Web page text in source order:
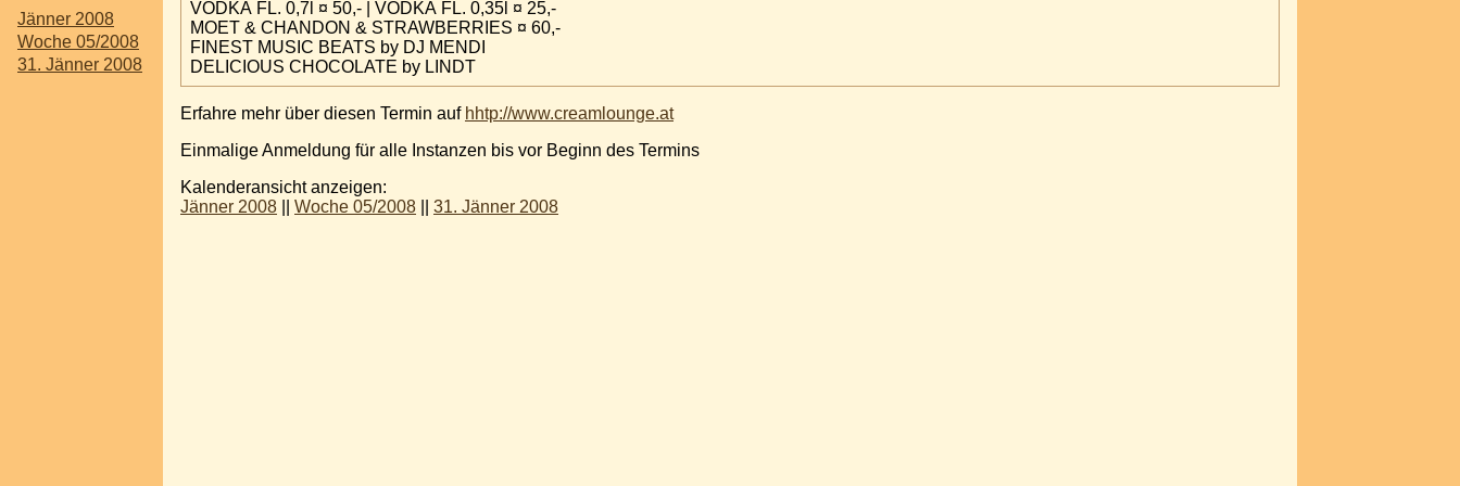
Jänner 2008
Woche 05/2008
31. Jänner 2008
VODKA FL. 0,7l ¤ 50,- | VODKA FL. 0,35l ¤ 25,-
MOET & CHANDON & STRAWBERRIES ¤ 60,-
FINEST MUSIC BEATS by DJ MENDI
DELICIOUS CHOCOLATE by LINDT
Erfahre mehr über diesen Termin auf hhtp://www.creamlounge.at
Einmalige Anmeldung für alle Instanzen bis vor Beginn des Termins
Kalenderansicht anzeigen:
Jänner 2008
Woche 05/2008 31. Jänner 2008